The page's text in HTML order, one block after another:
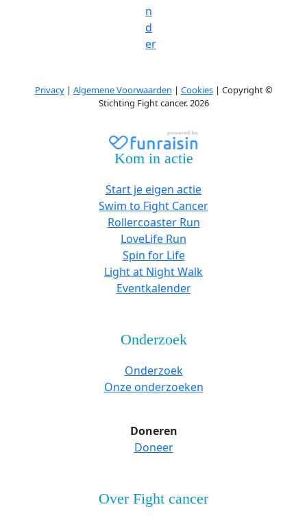
n
d
er
Privacy| Algemene Voorwaarden | Cookies| Copyright ©
Stichting Fight cancer. 2026
Kom in actie
Start je eigen actie
Swim to Fight Cancer
Rollercoaster Run
LoveLife Run
Spin for Life
Light at Night Walk
Eventkalender
Onderzoek
Onderzoek
Onze onderzoeken
Doneren
Doneer
Over Fight cancer